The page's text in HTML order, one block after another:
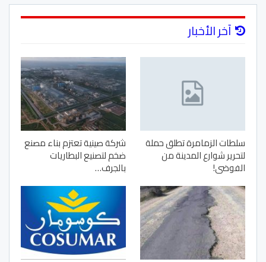
آخر الأخبار
سلطات الزمامرة تطلق حملة
لتحرير شوارع المدينة من
الفوضى!
شركة صينية تعتزم بناء مصنع
ضخم لتصنيع البطاريات
بالجرف…